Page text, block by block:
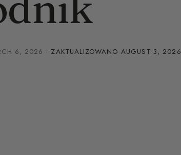
6, 2026 · ZAKTUALIZOWANO AUGUST 3, 2026